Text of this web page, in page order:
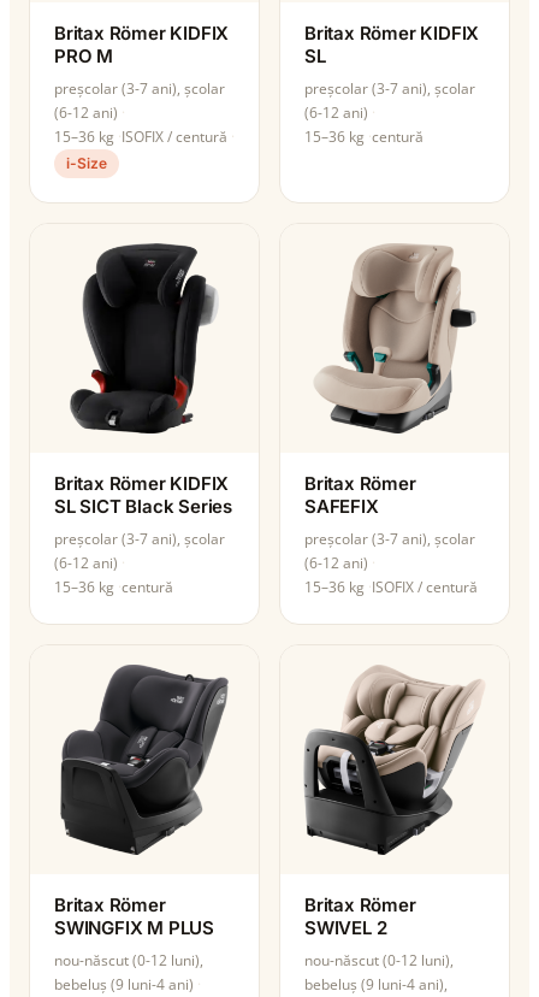
Britax Römer KIDFIX
PRO M
preșcolar (3-7 ani), școlar
(6-12 ani)
15–36 kg ISOFIX / centură
i-Size
Britax Römer KIDFIX
SL
preșcolar (3-7 ani), școlar
(6-12 ani)
15–36 kg centură
Britax Römer KIDFIX
SL SICT Black Series
preșcolar (3-7 ani), școlar
(6-12 ani)
15–36 kg centură
Britax Römer
SAFEFIX
preșcolar (3-7 ani), școlar
(6-12 ani)
15–36 kg ISOFIX / centură
Britax Römer
SWINGFIX M PLUS
nou-născut (0-12 luni),
bebeluș (9 luni-4 ani)
Britax Römer
SWIVEL 2
nou-născut (0-12 luni),
bebeluș (9 luni-4 ani),